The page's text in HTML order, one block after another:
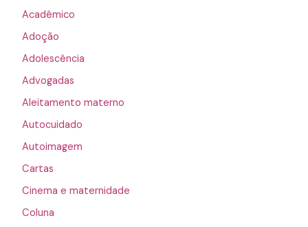
Acadêmico
Adoção
Adolescência
Advogadas
Aleitamento materno
Autocuidado
Autoimagem
Cartas
Cinema e maternidade
Coluna